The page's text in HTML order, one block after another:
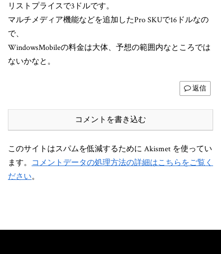
リストプライスで3ドルです。
マルチメディア機能などを追加したPro SKUで16ドルなの
で、
WindowsMobileの料金は大体、予想の範囲内なところでは
ないかなと。
返信
コメントを書き込む
このサイトはスパムを低減するために Akismet を使ってい
ます。 コメントデータの処理方法の詳細はこちらをご覧く
ださい。